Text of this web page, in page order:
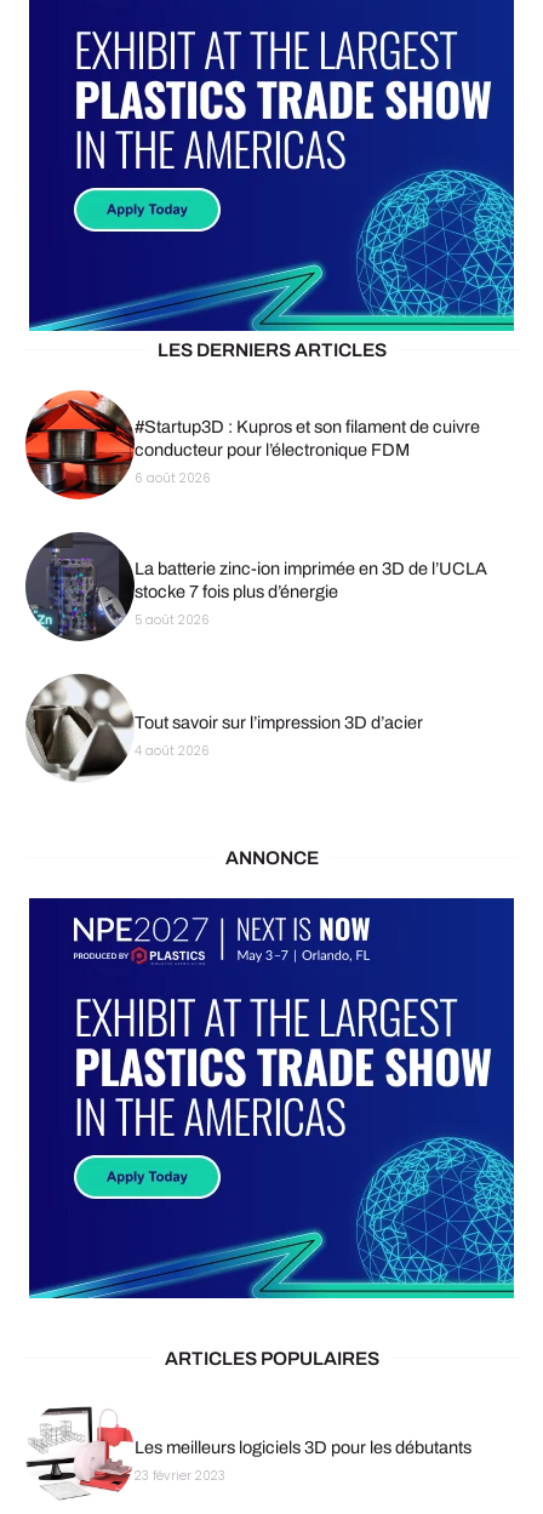
LES DERNIERS ARTICLES
#Startup3D : Kupros et son filament de cuivre
conducteur pour l’électronique FDM
6 août 2026
La batterie zinc-ion imprimée en 3D de l’UCLA
stocke 7 fois plus d’énergie
5 août 2026
Tout savoir sur l’impression 3D d’acier
4 août 2026
ANNONCE
ARTICLES POPULAIRES
Les meilleurs logiciels 3D pour les débutants
23 février 2023